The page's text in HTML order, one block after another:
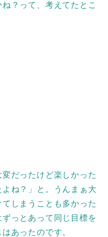
？って、考えてたとこ
だったけど楽しかった
ね？」と。うんまぁ大
しまうことも多かった
っとあって同じ目標を
あったのです。